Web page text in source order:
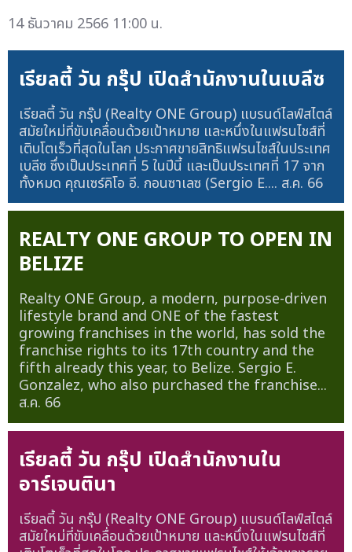
14 ธันวาคม 2566 11:00 น.
เรียลตี้ วัน กรุ๊ป เปิดสำนักงานในเบลีซ
เรียลตี้ วัน กรุ๊ป (Realty ONE Group) แบรนด์ไลฟ์สไตล์
สมัยใหม่ที่ขับเคลื่อนด้วยเป้าหมาย และหนึ่งในแฟรนไชส์ที่
เติบโตเร็วที่สุดในโลก ประกาศขายสิทธิแฟรนไชส์ในประเทศ
เบลีซ ซึ่งเป็นประเทศที่ 5 ในปีนี้ และเป็นประเทศที่ 17 จาก
ทั้งหมด คุณเซร์คิโอ อี. กอนซาเลซ (Sergio E.... ส.ค. 66
REALTY ONE GROUP TO OPEN IN
BELIZE
Realty ONE Group, a modern, purpose-driven
lifestyle brand and ONE of the fastest
growing franchises in the world, has sold the
franchise rights to its 17th country and the
fifth already this year, to Belize. Sergio E.
Gonzalez, who also purchased the franchise...
ส.ค. 66
เรียลตี้ วัน กรุ๊ป เปิดสำนักงานใน
อาร์เจนตินา
เรียลตี้ วัน กรุ๊ป (Realty ONE Group) แบรนด์ไลฟ์สไตล์
สมัยใหม่ที่ขับเคลื่อนด้วยเป้าหมาย และหนึ่งในแฟรนไชส์ที่